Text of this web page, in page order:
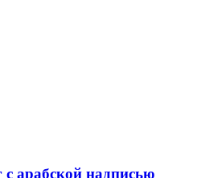
арабской надписью